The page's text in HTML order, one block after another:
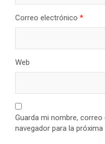
Correo electrónico *
Web
Guarda mi nombre,
navegador para la